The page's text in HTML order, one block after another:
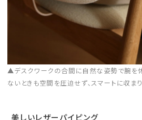
▲デスクワークの合間に自然な姿勢で腕を
ないときも空間を圧迫せず、スマートに収まり
美しいレザーパイピング